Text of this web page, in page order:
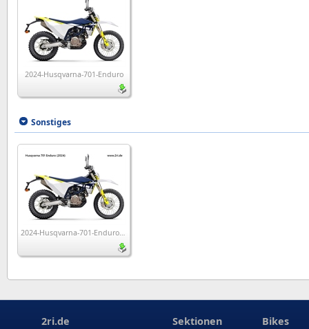
2024-Husqvarna-701-Enduro
Sonstiges
2024-Husqvarna-701-Enduro__wp1
2ri.de Sektionen Bikes